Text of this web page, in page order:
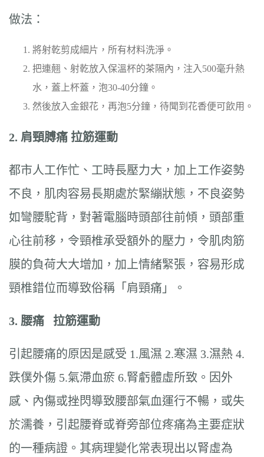
做法：
將射乾剪成細片，所有材料洗淨。
把連翹、射乾放入保溫杯的茶隔內，注入500毫升熱
水，蓋上杯蓋，泡30-40分鐘。
然後放入金銀花，再泡5分鐘，待聞到花香便可飲用。
2. 肩頸膊痛 拉筋運動
都市人工作忙、工時長壓力大，加上工作姿勢
不良，肌肉容易長期處於緊繃狀態，不良姿勢
如彎腰駝背，對著電腦時頭部往前傾，頭部重
心往前移，令頸椎承受額外的壓力，令肌肉筋
膜的負荷大大增加，加上情緒緊張，容易形成
頸椎錯位而導致俗稱「肩頸痛」。
3. 腰痛 拉筋運動
引起腰痛的原因是感受 1.風濕 2.寒濕 3.濕熱 4.
跌僕外傷 5.氣滯血瘀 6.腎虧體虛所致。因外
感、內傷或挫閃導致腰部氣血運行不暢，或失
於濡養，引起腰脊或脊旁部位疼痛為主要症狀
的一種病證。其病理變化常表現出以腎虛為